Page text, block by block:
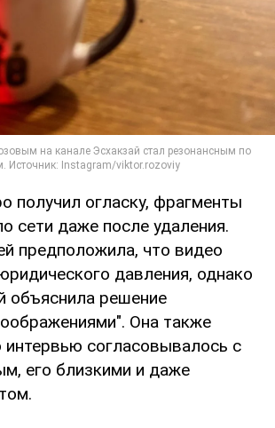
получил огласку, фрагменты
сети даже после удаления.
предположила, что видео
давления, однако
объяснила решение
Она также
интервью согласовывалось с
его близкими и даже